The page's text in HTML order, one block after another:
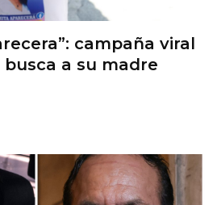
campaña viral
a su madre